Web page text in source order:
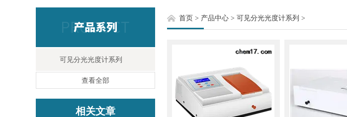
可见分光光度计系列
查看全部
相关文章
首页 > 产品中心 > 可见分光光度计系列 >